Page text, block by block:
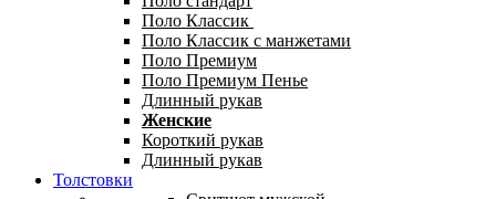
Поло Классик
Поло Классик с манжетами
Поло Премиум
Поло Премиум Пенье
Длинный рукав
Женские
Короткий рукав
Длинный рукав
Толстовки